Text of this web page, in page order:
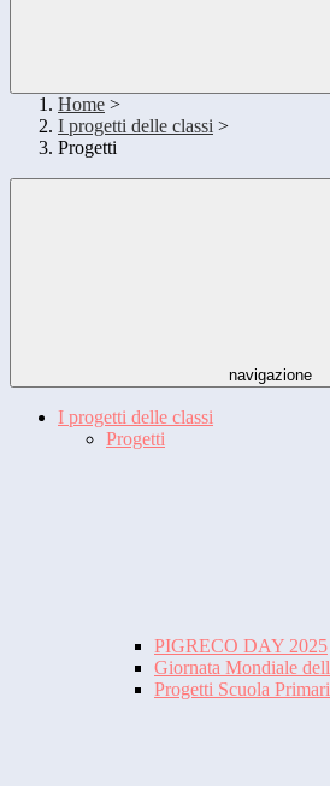
Home >
I progetti delle classi >
Progetti
navigazione
I progetti delle classi
Progetti
PIGRECO DAY 2025
Giornata Mondiale
Progetti Scuola